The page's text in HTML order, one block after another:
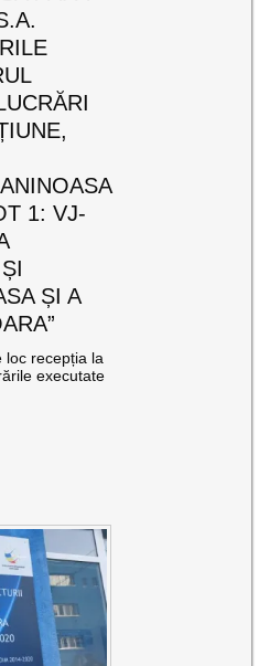
1: VJ-
ȘI A
loc recepția la
executate